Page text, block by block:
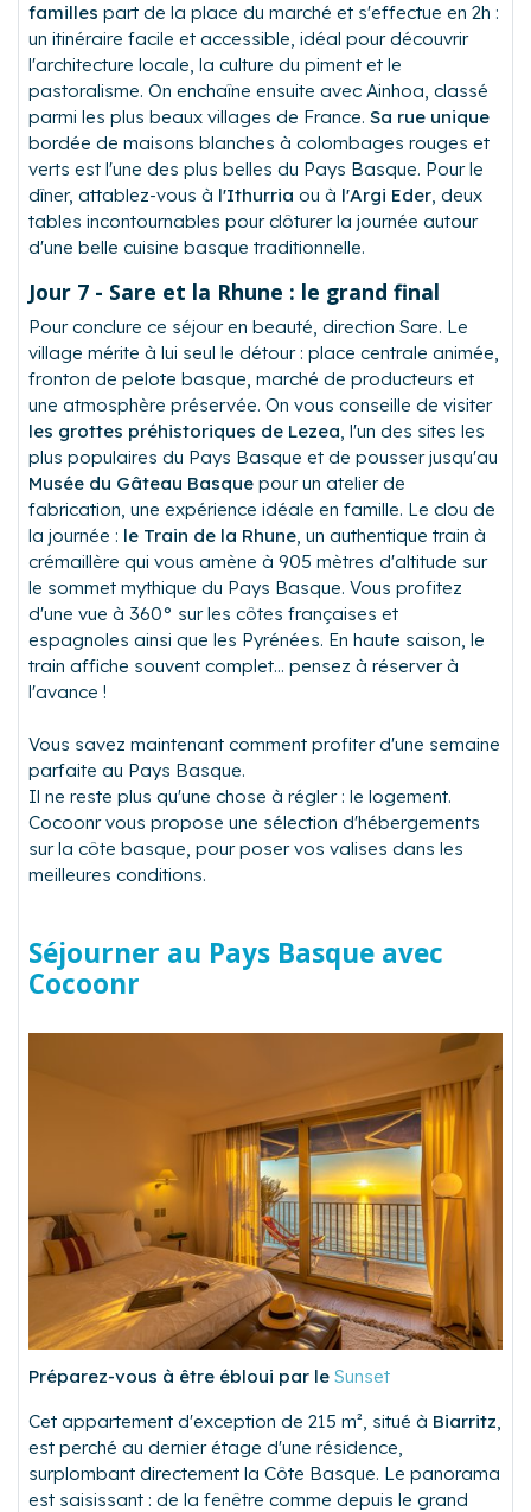
familles part de la place du marché et s'effectue en 2h :
un itinéraire facile et accessible, idéal pour découvrir
l'architecture locale, la culture du piment et le
pastoralisme. On enchaîne ensuite avec Ainhoa, classé
parmi les plus beaux villages de France. Sa rue unique
bordée de maisons blanches à colombages rouges et
verts est l'une des plus belles du Pays Basque. Pour le
dîner, attablez-vous à l'Ithurria ou à l'Argi Eder, deux
tables incontournables pour clôturer la journée autour
d'une belle cuisine basque traditionnelle.
Jour 7 - Sare et la Rhune : le grand final
Pour conclure ce séjour en beauté, direction Sare. Le
village mérite à lui seul le détour : place centrale animée,
fronton de pelote basque, marché de producteurs et
une atmosphère préservée. On vous conseille de visiter
les grottes préhistoriques de Lezea, l'un des sites les
plus populaires du Pays Basque et de pousser jusqu'au
Musée du Gâteau Basque pour un atelier de
fabrication, une expérience idéale en famille. Le clou de
la journée : le Train de la Rhune, un authentique train à
crémaillère qui vous amène à 905 mètres d'altitude sur
le sommet mythique du Pays Basque. Vous profitez
d'une vue à 360° sur les côtes françaises et
espagnoles ainsi que les Pyrénées. En haute saison, le
train affiche souvent complet... pensez à réserver à
l'avance !
Vous savez maintenant comment profiter d'une semaine
parfaite au Pays Basque.
Il ne reste plus qu'une chose à régler : le logement.
Cocoonr vous propose une sélection d'hébergements
sur la côte basque, pour poser vos valises dans les
meilleures conditions.
Séjourner au Pays Basque avec
Cocoonr
Préparez-vous à être ébloui par le Sunset
Cet appartement d'exception de 215 m², situé à Biarritz
est perché au dernier étage d'une résidence,
surplombant directement la Côte Basque. Le panorama
est saisissant : de la fenêtre comme depuis le grand